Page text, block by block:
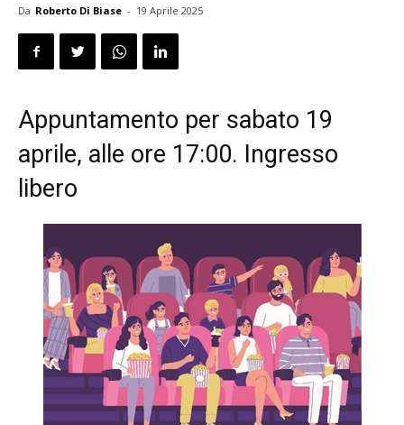
Da Roberto Di Biase - 19 Aprile 2025
Appuntamento per sabato 19
aprile, alle ore 17:00. Ingresso
libero